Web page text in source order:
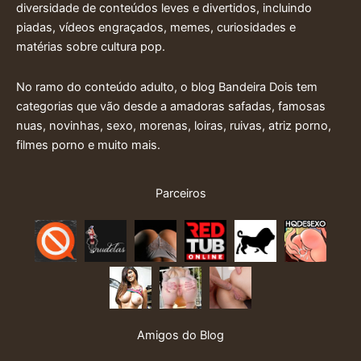
diversidade de conteúdos leves e divertidos, incluindo
piadas, vídeos engraçados, memes, curiosidades e
matérias sobre cultura pop.
No ramo do conteúdo adulto, o blog Bandeira Dois tem
categorias que vão desde a amadoras safadas, famosas
nuas, novinhas, sexo, morenas, loiras, ruivas, atriz porno,
filmes porno e muito mais.
Parceiros
Amigos do Blog